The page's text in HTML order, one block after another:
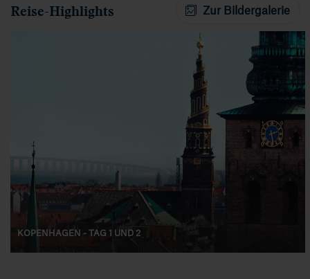
Zur Bildergalerie
Reise-Highlights
KOPENHAGEN - TAG 1 UND 2